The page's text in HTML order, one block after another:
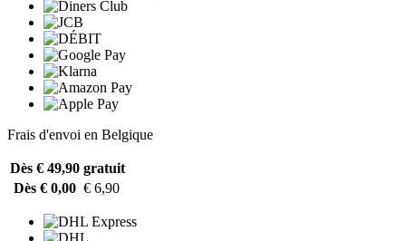
Frais d'envoi en Belgique
Dès € 49,90 gratuit
Dès € 0,00 € 6,90